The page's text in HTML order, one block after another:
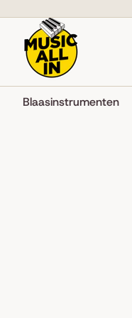
Blaasinstrumenten